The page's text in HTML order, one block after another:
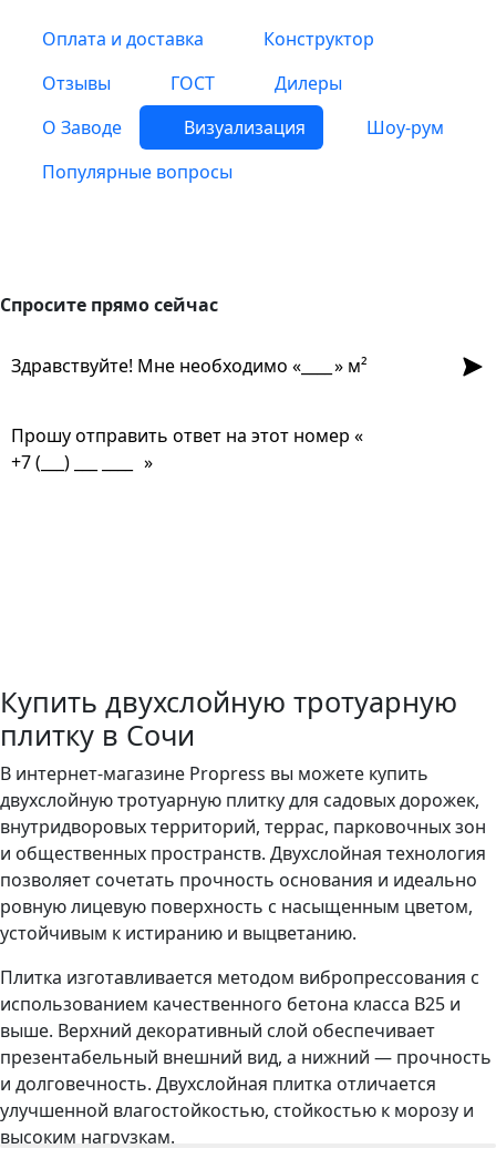
Оплата и доставка
Конструктор
Отзывы
ГОСТ
Дилеры
О Заводе
Визуализация
Шоу-рум
Популярные вопросы
Спросите прямо сейчас
Здравствуйте! Мне необходимо « » м²
Прошу отправить ответ на этот номер «
»
Купить двухслойную тротуарную
плитку в Сочи
В интернет-магазине Propress вы можете купить
двухслойную тротуарную плитку для садовых дорожек,
внутридворовых территорий, террас, парковочных зон
и общественных пространств. Двухслойная технология
позволяет сочетать прочность основания и идеально
ровную лицевую поверхность с насыщенным цветом,
устойчивым к истиранию и выцветанию.
Плитка изготавливается методом вибропрессования с
использованием качественного бетона класса B25 и
выше. Верхний декоративный слой обеспечивает
презентабельный внешний вид, а нижний — прочность
и долговечность. Двухслойная плитка отличается
улучшенной влагостойкостью, стойкостью к морозу и
высоким нагрузкам.